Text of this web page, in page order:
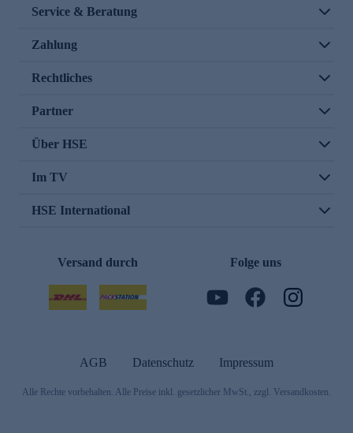
Service & Beratung
Zahlung
Rechtliches
Partner
Über HSE
Im TV
HSE International
Versand durch Folge uns
AGB Datenschutz Impressum
Alle Rechte vorbehalten. Alle Preise inkl. gesetzlicher MwSt., zzgl. Versandkosten.